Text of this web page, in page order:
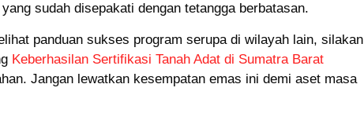
sudah disepakati dengan tetangga berbatasan.
panduan sukses program serupa di wilayah lain, silakan
Keberhasilan Sertifikasi Tanah Adat di Sumatra Barat
Jangan lewatkan kesempatan emas ini demi aset masa